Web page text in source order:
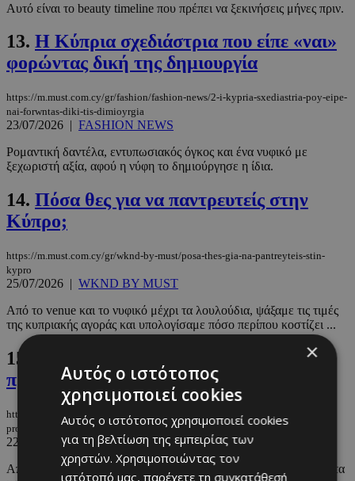
Αυτό είναι το beauty timeline που πρέπει να ξεκινήσεις μήνες πριν.
13. Η Κύπρια σχεδιάστρια που είπε «ναι»
φορώντας δική της δημιουργία
https://m.must.com.cy/gr/fashion/fashion-news/2-i-kypria-sxediastria-poy-eipe-
nai-forwntas-diki-tis-dimioyrgia
23/07/2026 | FASHION NEWS
Ρομαντική δαντέλα, εντυπωσιακός όγκος και ένα νυφικό με
ξεχωριστή αξία, αφού η νύφη το δημιούργησε η ίδια.
14. Πόσα θες για να παντρευτείς στην
Κύπρο;
https://m.must.com.cy/gr/wknd-by-must/posa-thes-gia-na-pantreyteis-stin-
kypro
25/07/2026 | WKND BY MUST
Από το venue και το νυφικό μέχρι τα λουλούδια, ψάξαμε τις τιμές
της κυπριακής αγοράς και υπολογίσαμε πόσο περίπου κοστίζει ...
15.
προμηθευτείς πριν τις διακοπές
https://m.must.com.cy/gr/beauty/1-beauty/h-lista-me-ola-osa-prepei-na-
promitheyteis-prin-tis-diakopes
22/07/2026|BEAUTY
Από προϊόντα ομορφιάς μέχρι fashion essentials, φτιάξαμε τη λίστα
×
Αυτός ο ιστότοπος
χρησιμοποιεί cookies
Αυτός ο ιστότοπος χρησιμοποιεί cookies
για τη βελτίωση της εμπειρίας των
χρηστών. Χρησιμοποιώντας τον
ιστότοπό μας, παρέχετε τη συγκατάθεσή